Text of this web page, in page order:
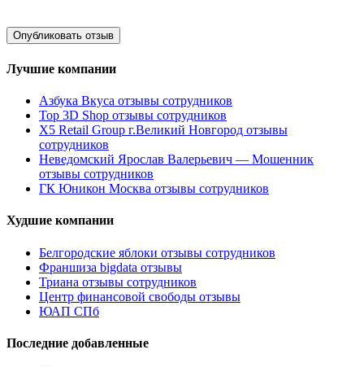
Лучшие компании
Азбука Вкуса отзывы сотрудников
Top 3D Shop отзывы сотрудников
X5 Retail Group г.Великий Новгород отзывы
сотрудников
Неведомский Ярослав Валерьевич — Мошенник
отзывы сотрудников
ГК Юникон Москва отзывы сотрудников
Худшие компании
Белгородские яблоки отзывы сотрудников
Франшиза bigdata отзывы
Триана отзывы сотрудников
Центр финансовой свободы отзывы
ЮАП СПб
Последние добавленные